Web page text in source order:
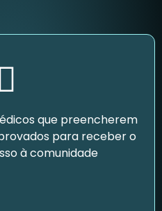
que preencherem
para receber o
à comunidade